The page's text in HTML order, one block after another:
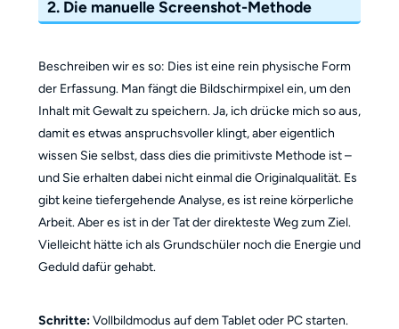
2. Die manuelle Screenshot-Methode
Beschreiben wir es so: Dies ist eine rein physische Form
der Erfassung. Man fängt die Bildschirmpixel ein, um den
Inhalt mit Gewalt zu speichern. Ja, ich drücke mich so aus,
damit es etwas anspruchsvoller klingt, aber eigentlich
wissen Sie selbst, dass dies die primitivste Methode ist –
und Sie erhalten dabei nicht einmal die Originalqualität. Es
gibt keine tiefergehende Analyse, es ist reine körperliche
Arbeit. Aber es ist in der Tat der direkteste Weg zum Ziel.
Vielleicht hätte ich als Grundschüler noch die Energie und
Geduld dafür gehabt.
Schritte:Vollbildmodus auf dem Tablet oder PC starten.